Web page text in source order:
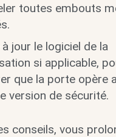
toutes embouts
jour le logiciel de la
si applicable,
que la porte opère
version de sécurité.
conseils, vous